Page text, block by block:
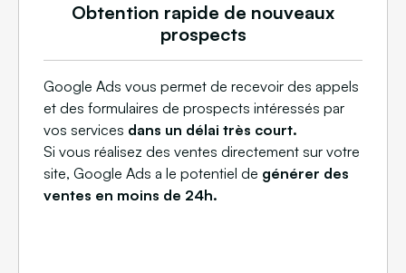
Obtention rapide de nouveaux
prospects
Google Ads vous permet de recevoir des appels
et des formulaires de prospects intéressés par
vos services dans un délai très court.
Si vous réalisez des ventes directement sur votre
site, Google Ads a le potentiel de générer des
ventes en moins de 24h.